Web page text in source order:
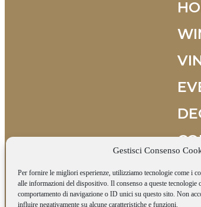
Gestisci Consenso
Per fornire le migliori esperienze, utilizziamo tecnologie come i
alle informazioni del dispositivo. Il consenso a queste tecnologie
comportamento di navigazione o ID unici su questo sito. Non
influire negativamente su alcune caratteristiche e funzioni.